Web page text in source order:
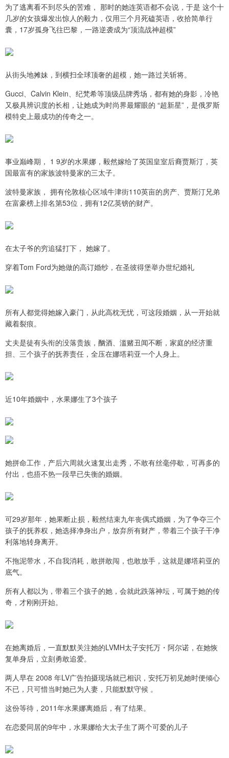
为了逃离看不到尽头的苦难， 那时的她连英语都不会说，于是 这个十
几岁的女孩爆发出惊人的毅力，仅用三个月死磕英语，收拾简单行
囊，17岁孤身飞往巴黎，一路逆袭成为“顶流战神超模”
从街头地摊妹，到横扫全球顶奢的超模，她一路过关斩将。
Gucci、Calvin Klein、纪梵希等顶级品牌秀场，都有她的身影，冷艳
又极具辨识度的长相，让她成为时尚界最耀眼的 “超新星”，是俄罗斯
模特史上最成功的传奇之一。
事业巅峰期， 1 9岁的水果娜，毅然嫁给了英国皇室后裔贾斯汀，英
国最富有的家族波特曼家的三太子。
波特曼家族， 拥有伦敦核心区域牛津街110英亩的房产、贾斯汀兄弟
在富豪榜上排名第53位，拥有12亿英镑的财产。
在太子爷的穷追猛打下， 她嫁了。
穿着Tom Ford为她做的高订婚纱，在圣彼得堡举办世纪婚礼
所有人都觉得她嫁入豪门，从此高枕无忧，可这段婚姻，从一开始就
藏着裂痕。
丈夫是徒有头衔的没落贵族，酗酒、滥赌丑闻不断，家庭的经济重
担、三个孩子的抚养责任，全压在娜塔莉亚一个人身上。
近10年婚姻中，水果娜生了3个孩子
她拼命工作，产后六周就火速复出走秀，不敢有丝毫停歇，可再多的
付出，也捂不热一段早已失衡的婚姻。
可29岁那年，她果断止损，毅然结束九年丧偶式婚姻，为了争夺三个
孩子的抚养权，她选择净身出户，放弃所有财产，带着三个孩子干净
利落地转身离开。
不拖泥带水，不自我消耗，敢拼敢闯，也敢放手，这就是娜塔莉亚的
底气。
所有人都以为，带着三个孩子的她，会就此跌落神坛，可属于她的传
奇，才刚刚开始。
在她离婚后，一直默默关注她的LVMH太子安托万・阿尔诺，在她恢
复单身后，立刻勇敢追爱。
两人早在 2008 年LV广告拍摄现场就已相识，安托万初见她时便倾心
不已，只可惜当时她已为人妻，只能默默守候 。
这份等待，2011年水果娜离婚后，有了结果。
在恋爱同居的9年中，水果娜给大太子生了两个可爱的儿子